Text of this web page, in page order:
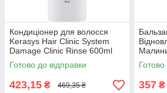
Кондиціонер для волосся
Kerasys Hair Clinic System
Damage Clinic Rinse 600ml
Готово до відправки
423,15 ₴ 469,35 ₴
Готово
357 ₴